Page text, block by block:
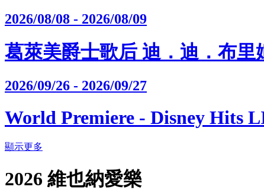
2026/08/08 - 2026/08/09
葛萊美爵士歌后 迪．迪．布里
2026/09/26 - 2026/09/27
World Premiere - Disney Hits
顯示更多
2026 維也納愛樂